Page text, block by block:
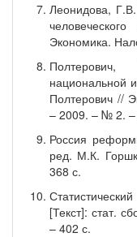
Леонидова,
Экономика.
национальной
Полтерович //
– 2009. – № 2.
Россия
ред. М.К.
368 с.
[Текст]: стат.
– 402 с.